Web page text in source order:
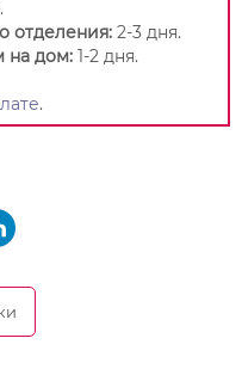
отделения: 2-3 дня.
на дом: 1-2 дня.
.